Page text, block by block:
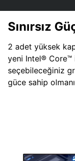
Sınırsız
2 adet yüksek
yeni Intel® Core™
seçebileceğiniz
güce sahip